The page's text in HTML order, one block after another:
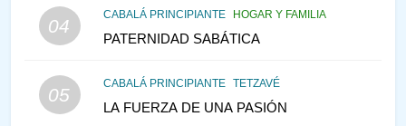
04
CABALÁ PRINCIPIANTE HOGAR Y FAMILIA
PATERNIDAD SABÁTICA
05
CABALÁ PRINCIPIANTE TETZAVÉ
LA FUERZA DE UNA PASIÓN
VEAMOS ¿POR QUÉ
IEHOSHÚA? Y LA QUEJA DE
1